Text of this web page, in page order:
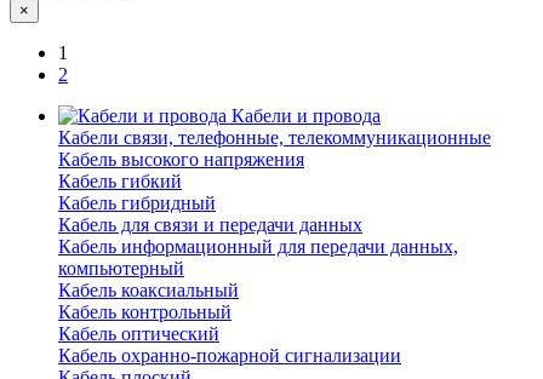
×
1
2
Кабели и провода
Кабели связи, телефонные, телекоммуникационные
Кабель высокого напряжения
Кабель гибкий
Кабель гибридный
Кабель для связи и передачи данных
Кабель информационный для передачи данных,
компьютерный
Кабель коаксиальный
Кабель контрольный
Кабель оптический
Кабель охранно-пожарной сигнализации